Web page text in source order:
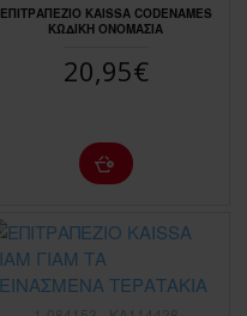
ΕΠΙΤΡΑΠΕΖΙΟ ΚΑΙSSA CODENAMES
ΚΩΔΙΚΗ ΟΝΟΜΑΣΙΑ
20,95€